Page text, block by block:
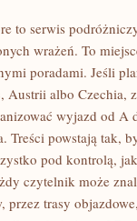
to serwis
wrażeń. To
poradami. Jeśli
Austrii albo Czechia,
wyjazd od A
Treści powstają tak,
pod kontrolą,
czytelnik może
przez trasy